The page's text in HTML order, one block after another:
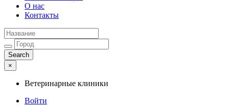
О нас
Контакты
×
Ветеринарные клиники
Войти